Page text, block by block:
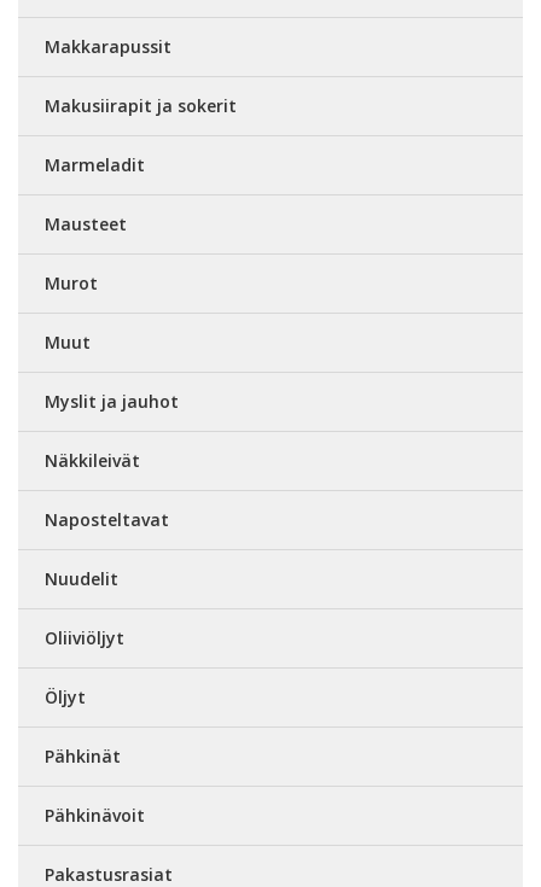
Makkarapussit
Makusiirapit ja sokerit
Marmeladit
Mausteet
Murot
Muut
Myslit ja jauhot
Näkkileivät
Naposteltavat
Nuudelit
Oliiviöljyt
Öljyt
Pähkinät
Pähkinävoit
Pakastusrasiat